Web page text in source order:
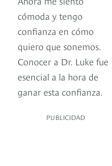
cómoda y tengo
confianza en cómo
quiero que sonemos.
Conocer a Dr. Luke fue
esencial a la hora de
ganar esta confianza.
PUBLICIDAD